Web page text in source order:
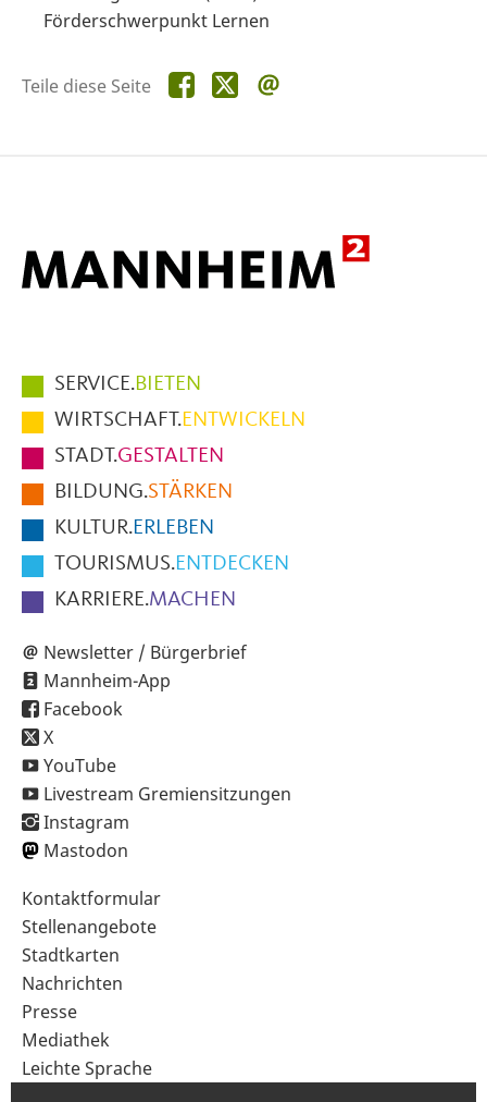
Förderschwerpunkt Lernen
Teile diese Seite Teile
diese
Teile
diese
Hauptmenüpunkte
im
Fußbereich
der
Seite
SERVICE.BIETEN
WIRTSCHAFT.ENTWICKELN
STADT.GESTALTEN
BILDUNG.STÄRKEN
KULTUR.ERLEBEN
TOURISMUS.ENTDECKEN
KARRIERE.MACHEN
Newsletter / Bürgerbrief
Mannheim-App
Facebook
X
YouTube
Livestream Gremiensitzungen
Instagram
Mastodon
Sekundärnavigation
im
Fußbereich
Kontaktformular
Stellenangebote
Stadtkarten
Nachrichten
Presse
Mediathek
Leichte Sprache